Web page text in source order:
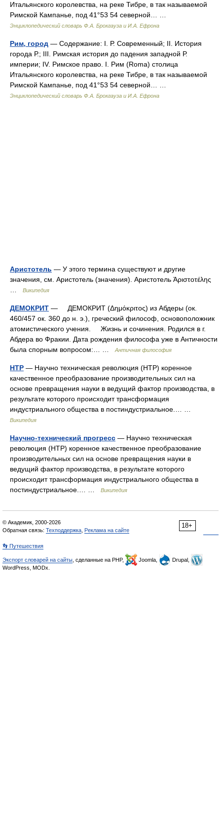
Итальянского королевства, на реке Тибре, в так называемой
Римской Кампанье, под 41°53 54 северной… …
Энциклопедический словарь Ф.А. Брокгауза и И.А. Ефрона
Рим, город — Содержание: I. Р. Современный; II. История
города Р.; III. Римская история до падения западной Р.
империи; IV. Римское право. I. Рим (Roma) столица
Итальянского королевства, на реке Тибре, в так называемой
Римской Кампанье, под 41°53 54 северной… …
Энциклопедический словарь Ф.А. Брокгауза и И.А. Ефрона
Аристотель — У этого термина существуют и другие
значения, см. Аристотель (значения). Аристотель Ἀριστοτέλης
Википедия
ДЕМОКРИТ — ДЕМОКРИТ (Δημόκριτος) из Абдеры (ок.
460/457 ок. 360 до н. э.), греческий философ, основоположник
атомистического учения. Жизнь и сочинения. Родился в г.
Абдера во Фракии. Дата рождения философа уже в Античности
была спорным вопросом:… …
Античная философия
НТР — Научно техническая революция (НТР) коренное
качественное преобразование производительных сил на
основе превращения науки в ведущий фактор производства, в
результате которого происходит трансформация
индустриального общества в постиндустриальное.… …
Википедия
Научно-технический прогресс — Научно техническая
революция (НТР) коренное качественное преобразование
производительных сил на основе превращения науки в
ведущий фактор производства, в результате которого
происходит трансформация индустриального общества в
постиндустриальное.… …
Википедия
18+
© Академик, 2000-2026
Обратная связь: Техподдержка Реклама на сайте
👣 Путешествия
Экспорт словарей на сайты , сделанные на PHP, Joomla,
Drupal,
WordPress, MODx.